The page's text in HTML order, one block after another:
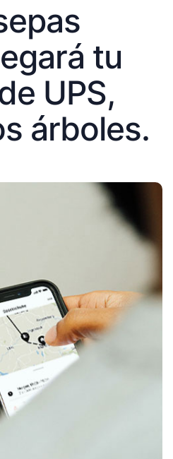
tu
UPS,
árboles.